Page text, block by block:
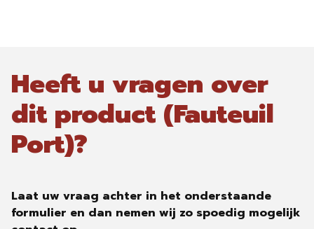
Heeft u vragen over
dit product (Fauteuil
Port)?
Laat uw vraag achter in het onderstaande
formulier en dan nemen wij zo spoedig mogelijk